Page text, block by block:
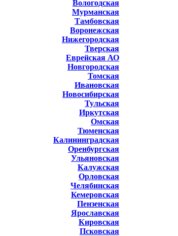
Вологодская
Мурманская
Тамбовская
Воронежская
Нижегородская
Тверская
Еврейская АО
Новгородская
Томская
Ивановская
Новосибирская
Тульская
Иркутская
Омская
Тюменская
Калининградская
Оренбургская
Ульяновская
Калужская
Орловская
Челябинская
Кемеровская
Пензенская
Ярославская
Кировская
Псковская